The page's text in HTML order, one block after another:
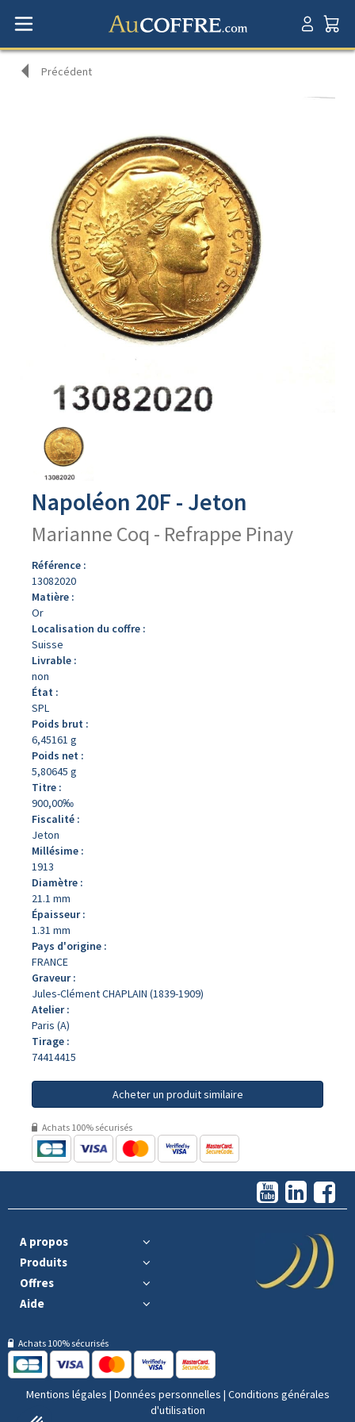
Précédent
produit
Napoléon 20F - Jeton
Marianne Coq - Refrappe Pinay
Référence :
13082020
Matière :
Or
Localisation du coffre :
Suisse
Livrable :
non
État :
SPL
Poids brut :
6,45161 g
Poids net :
5,80645 g
Titre :
900,00‰
Fiscalité :
Jeton
Millésime :
1913
Diamètre :
21.1 mm
Épaisseur :
1.31 mm
Pays d'origine :
FRANCE
Graveur :
Jules-Clément CHAPLAIN (1839-1909)
Atelier :
Paris (A)
Tirage :
74414415
Acheter un produit similaire
Achats 100% sécurisés
A propos
Produits
Offres
Aide
Achats 100% sécurisés
Mentions légales | Données personnelles | Conditions générales
d'utilisation